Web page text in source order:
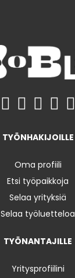
TYÖNHAKIJOILLE
Oma profiili
Etsi työpaikkoja
Selaa yrityksiä
Selaa työluetteloa
TYÖNANTAJILLE
Yritysprofiilini